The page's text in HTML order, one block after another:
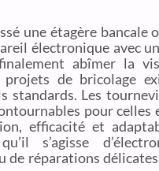
une étagère bancale
électronique avec
abîmer la
de bricolage
standards. Les
pour celles
efficacité et
s’agisse
de réparations